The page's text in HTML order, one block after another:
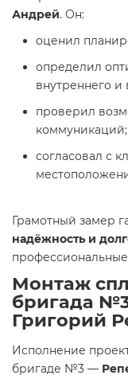
Андрей. Он:
оценил
определил
внутреннего
проверил
коммуникаций;
согласовал с
Грамотный замер
надёжность и
Монтаж
бригада
Григорий
Исполнение
бригаде №3 —